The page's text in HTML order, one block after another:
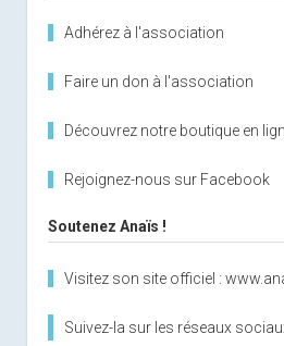
Adhérez à l'association
Faire un don à l'association
Découvrez notre boutique en
Rejoignez-nous sur Facebook
Soutenez Anaïs !
Visitez son site officiel :
Suivez-la sur les réseaux